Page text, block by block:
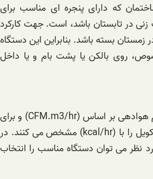
که دارای پنجره ای مناسب برای
در تابستان باشد، است. جهت کارکرد
زمستان بسته باشد. بنابراین این دستگاه
روی بالکن یا پشت بام و یا داخل
در عملکرد سرمایش میزان حجم هوادهی بر اساس (CFM.m3/hr) و برای
عملکرد گرمایش، قدرت حرارتی کویل را با (kcal/hr) مشخص می کنند. در
نظر می توان دستگاه مناسب را انتخاب